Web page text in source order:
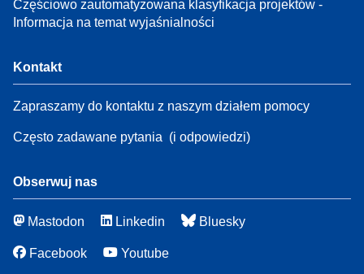
Częściowo zautomatyzowana klasyfikacja projektów -
Informacja na temat wyjaśnialności
Kontakt
Zapraszamy do kontaktu z naszym działem pomocy
Często zadawane pytania (i odpowiedzi)
Obserwuj nas
Mastodon Linkedin Bluesky
Facebook Youtube